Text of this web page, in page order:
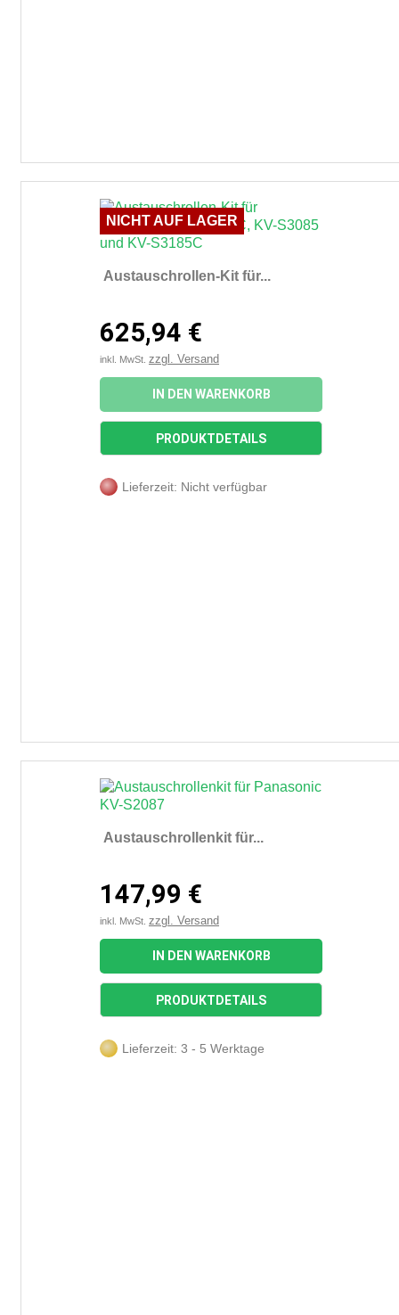
Austauschrollen-Kit für...
625,94 €
inkl. MwSt. zzgl. Versand
IN DEN WARENKORB
PRODUKTDETAILS
Lieferzeit: Nicht verfügbar
NICHT AUF LAGER
Austauschrollenkit für...
147,99 €
inkl. MwSt. zzgl. Versand
IN DEN WARENKORB
PRODUKTDETAILS
Lieferzeit: 3 - 5 Werktage